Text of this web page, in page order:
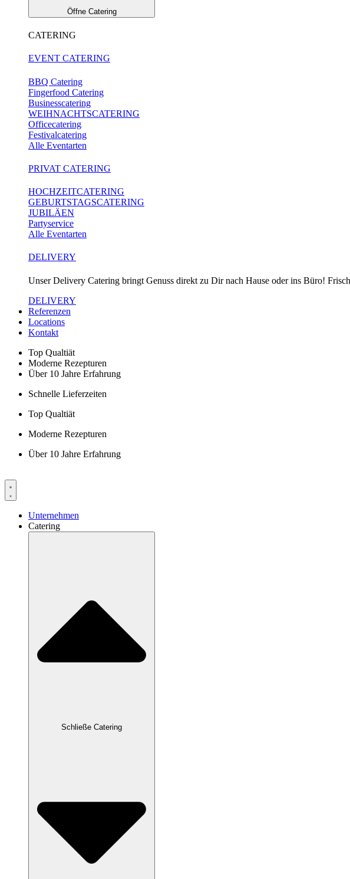
Öffne Catering
CATERING
EVENT CATERING
BBQ Catering
Fingerfood Catering
Businesscatering
WEIHNACHTSCATERING
Officecatering
Festivalcatering
Alle Eventarten
PRIVAT CATERING
HOCHZEITCATERING
GEBURTSTAGSCATERING
JUBILÄEN
Partyservice
Alle Eventarten
DELIVERY
Unser Delivery Catering bringt Genuss direkt zu Dir nach Hause oder ins Büro!
DELIVERY
Referenzen
Locations
Kontakt
Top Qualtiät
Moderne Rezepturen
Über 10 Jahre Erfahrung
Schnelle Lieferzeiten
Top Qualtiät
Moderne Rezepturen
Über 10 Jahre Erfahrung
Unternehmen
Catering
Schließe Catering